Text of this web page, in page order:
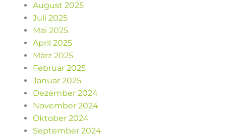
August 2025
Juli 2025
Mai 2025
April 2025
März 2025
Februar 2025
Januar 2025
Dezember 2024
November 2024
Oktober 2024
September 2024